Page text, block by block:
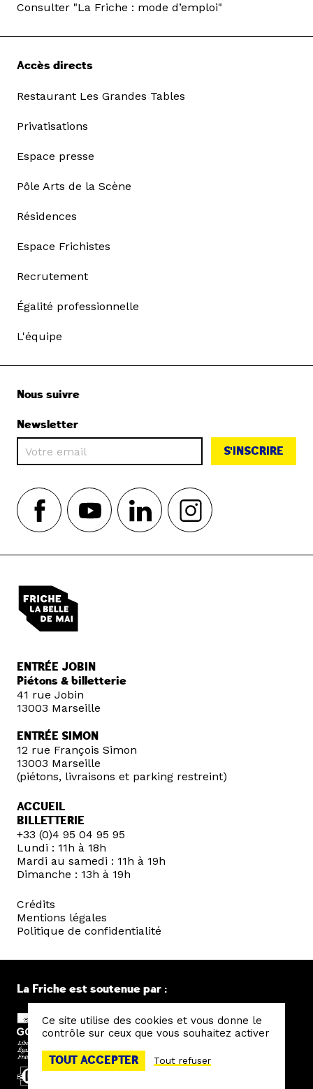
Consulter "La Friche : mode d’emploi"
Accès directs
Restaurant Les Grandes Tables
Privatisations
Espace presse
Pôle Arts de la Scène
Résidences
Espace Frichistes
Recrutement
Égalité professionnelle
L'équipe
Nous suivre
Newsletter
S'INSCRIRE
ENTRÉE JOBIN
Piétons & billetterie
41 rue Jobin
13003 Marseille
ENTRÉE SIMON
12 rue François Simon
13003 Marseille
(piétons, livraisons et parking restreint)
ACCUEIL
BILLETTERIE
+33 (0)4 95 04 95 95
Lundi : 11h à 18h
Mardi au samedi : 11h à 19h
Dimanche : 13h à 19h
Crédits
Mentions légales
Politique de confidentialité
La Friche est soutenue par :
Ce site utilise des cookies et vous donne le
contrôle sur ceux que vous souhaitez activer
TOUT ACCEPTER Tout refuser